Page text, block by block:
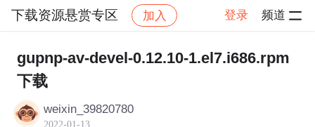
下载资源悬赏专区 加入 登录 频道
下载资源悬赏专区 帖子详情
gupnp-av-devel-0.12.10-1.el7.i686.rpm
下载
weixin_39820780
2022-01-13